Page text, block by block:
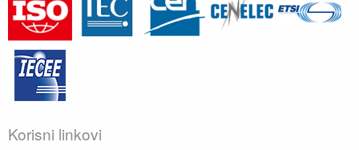
Korisni linkovi